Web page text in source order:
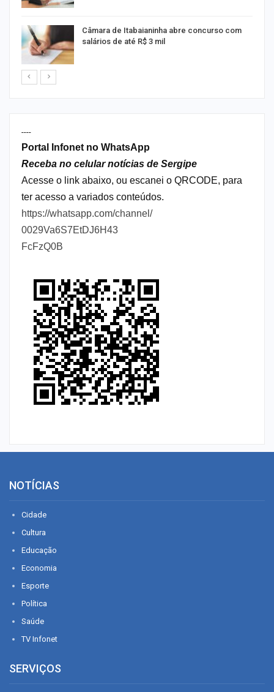
Câmara de Itabaianinha abre concurso com
salários de até R$ 3 mil
----
Portal Infonet no WhatsApp
Receba no celular notícias de Sergipe
Acesse o link abaixo, ou escanei o QRCODE, para
ter acesso a variados conteúdos.
https://whatsapp.com/channel/
0029Va6S7EtDJ6H43
FcFzQ0B
NOTÍCIAS
Cidade
Cultura
Educação
Economia
Esporte
Política
Saúde
TV Infonet
SERVIÇOS